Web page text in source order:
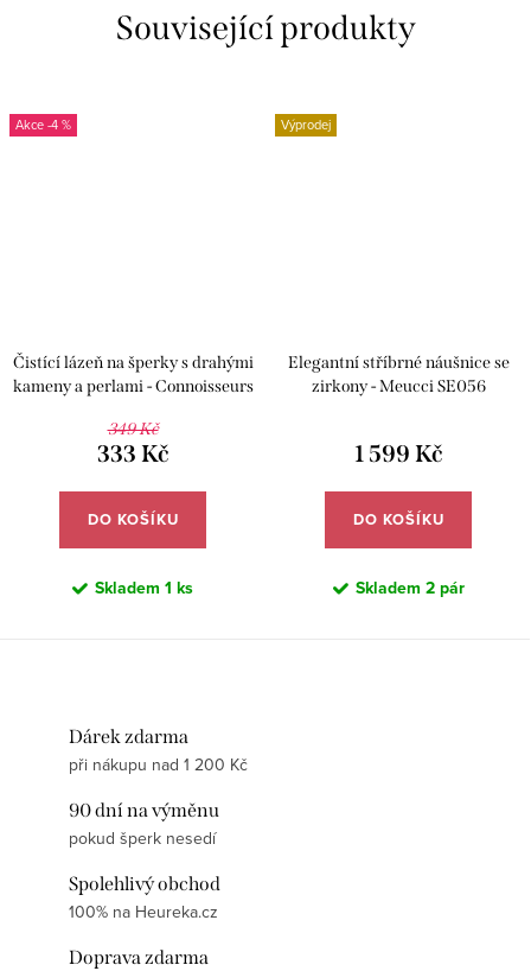
Související produkty
-4 %
Čistící lázeň na šperky s drahými
kameny a perlami - Connoisseurs
349 Kč
333 Kč
DO KOŠÍKU
Skladem 1 ks
Výprodej
Elegantní stříbrné náušnice se
zirkony - Meucci SE056
1 599 Kč
DO KOŠÍKU
Skladem 2 pár
Dárek zdarma
při nákupu nad 1 200 Kč
90 dní na výměnu
pokud šperk nesedí
Spolehlivý obchod
100% na Heureka.cz
Doprava zdarma